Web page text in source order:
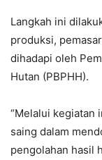
Langkah ini
produksi,
dihadapi oleh
Hutan (PBPHH).
“Melalui kegiatan
saing dalam
pengolahan hasil